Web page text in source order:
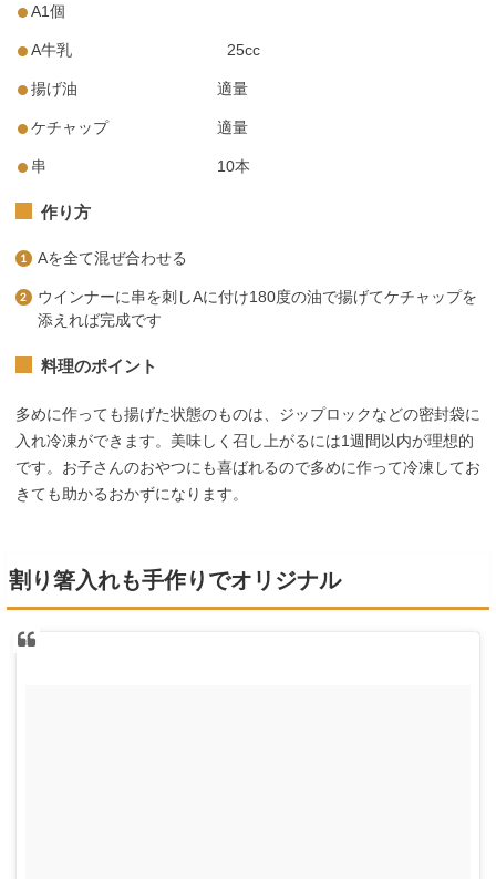
A1個
A牛乳 25cc
揚げ油 適量
ケチャップ 適量
串 10本
作り方
Aを全て混ぜ合わせる
ウインナーに串を刺しAに付け180度の油で揚げてケチャップを
添えれば完成です
料理のポイント
多めに作っても揚げた状態のものは、ジップロックなどの密封袋に
入れ冷凍ができます。美味しく召し上がるには1週間以内が理想的
です。お子さんのおやつにも喜ばれるので多めに作って冷凍してお
きても助かるおかずになります。
割り箸入れも手作りでオリジナル